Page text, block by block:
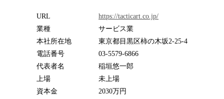
URL
https://tacticart.co.jp/
業種
サービス業
本社所在地
東京都目黒区柿の木坂2-25-4
電話番号
03-5579-6866
代表者名
稲垣悠一郎
上場
未上場
資本金
2030万円